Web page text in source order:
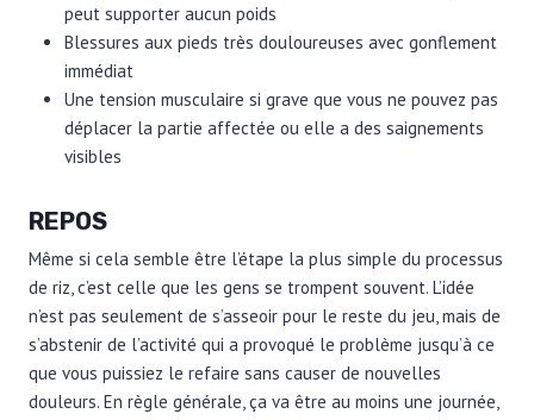
peut supporter aucun poids
Blessures aux pieds très douloureuses avec gonflement
immédiat
Une tension musculaire si grave que vous ne pouvez pas
déplacer la partie affectée ou elle a des saignements
visibles
REPOS
Même si cela semble être l’étape la plus simple du processus
de riz, c’est celle que les gens se trompent souvent. L’idée
n’est pas seulement de s’asseoir pour le reste du jeu, mais de
s’abstenir de l’activité qui a provoqué le problème jusqu’à ce
que vous puissiez le refaire sans causer de nouvelles
douleurs. En règle générale, ça va être au moins une journée,